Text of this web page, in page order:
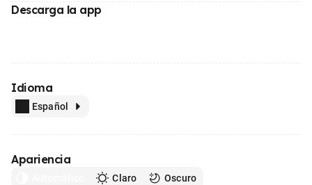
Descarga la app
Idioma
Español
Apariencia
Claro Oscuro